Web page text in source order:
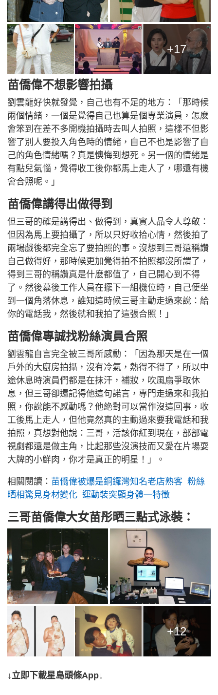
+17
苗僑偉不想影響拍攝
劉雲龍好快就發覺，自己也有不足的地方：「那時候
兩個情緒，一個是覺得自己也算是個専業演員，怎麽
會笨到在差不多開機拍攝時去叫人拍照，這樣不但影
響了別人要投入角色時的情緒，自己不也是影響了自
己的角色情緒嗎？真是懊悔到想死。另一個的情緒是
有點兒氣惱，覺得收工後你都馬上走人了，哪還有機
會合照呢。」
苗僑偉講得出做得到
但三哥的確是講得出、做得到，真實人品令人尊敬：
但因為馬上要拍攝了，所以只好收拾心情，然後拍了
兩場戲後都完全忘了要拍照的事。沒想到三哥還稱讚
自己做得好，那時候更加覺得拍不拍照都沒所謂了，
得到三哥的稱讚真是什麽都值了，自己開心到不得
了。然後幕後工作人員在擺下一組機位時，自己便坐
到一個角落休息，誰知這時候三哥主動走過來說：給
你的電話我，然後就和我拍了這張合照！」
苗僑偉專誠找粉絲演員合照
劉雲龍自言完全被三哥所感動：「因為那天是在一個
戶外的大廚房拍攝，沒有冷氣，熱得不得了，所以中
途休息時演員們都是在抹汗，補妝，吹風扇爭取休
息，但三哥卻還記得他這句諾言，専門走過來和我拍
照，你說能不感動嗎？他絶對可以當作沒這回事，收
工後馬上走人，但他竟然真的主動過來要我電話和我
拍照，真想對他說：三哥，活該你紅到現在，部部電
視劇都還是做主角，比起那些沒演技而又愛在片場耍
大牌的小鮮肉，你才是真正的明星！」。
相關閱讀： 苗僑偉被爆是銅鑼灣知名老店熟客 粉絲
晒相驚見身材變化 運動裝突顯身體一特徵
三哥苗僑偉大女苗彤晒三點式泳裝：
+12
↓立即下載星島頭條App↓